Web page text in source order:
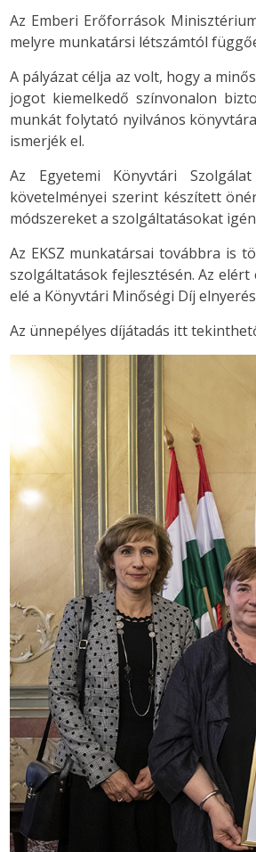
Az Emberi Erőforrások
melyre munkatársi létszámtól
A pályázat célja az volt, hogy a
jogot kiemelkedő színvonalon
munkát folytató nyilvános
ismerjék el.
Az Egyetemi Könyvtári
követelményei szerint készített
módszereket a szolgáltatásokat
Az EKSZ munkatársai továbbra is
szolgáltatások fejlesztésén. Az
elé a Könyvtári Minőségi Díj
Az ünnepélyes díjátadás itt